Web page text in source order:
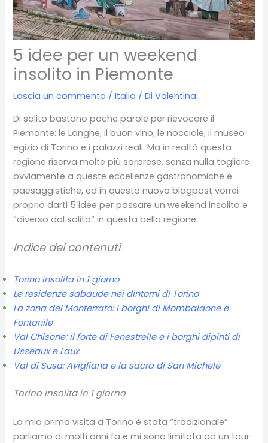
5 idee per un weekend
insolito in Piemonte
Lascia un commento /Italia / DiValentina
Di solito bastano poche parole per rievocare il
Piemonte: le Langhe, il buon vino, le nocciole, il museo
egizio di Torino e i palazzi reali. Ma in realtà questa
regione riserva molte più sorprese, senza nulla togliere
ovviamente a queste eccellenze gastronomiche e
paesaggistiche, ed in questo nuovo blogpost vorrei
proprio darti 5 idee per passare un weekend insolito e
“diverso dal solito” in questa bella regione.
Indice dei contenuti
Torino insolita in 1 giorno
Le residenze sabaude nei dintorni di Torino
La zona del Monferrato: i borghi di Mombaldone e
Fontanile
Val Chisone: il forte di Fenestrelle e i borghi dipinti di
Usseaux e Laux
Val di Susa: Avigliana e la sacra di San Michele
Torino insolita in 1 giorno
La mia prima visita a Torino è stata “tradizionale”:
parliamo di molti anni fa e mi sono limitata ad un tour